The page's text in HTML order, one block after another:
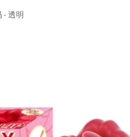
- 透明